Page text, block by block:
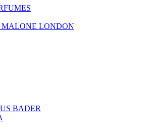
MALONE LONDON
BADER